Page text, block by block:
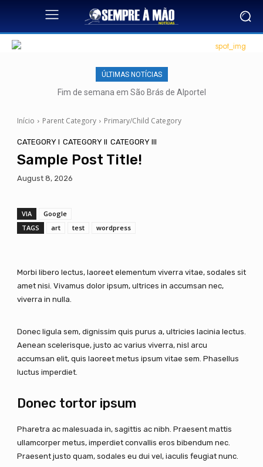
ÚLTIMAS NOTÍCIAS
Fim de semana em São Brás de Alportel
Início Parent Category Primary/Child Category
CATEGORY I CATEGORY II CATEGORY III
Sample Post Title!
August 8, 2026
VIA
Google
TAGS
art test wordpress
Morbi libero lectus, laoreet elementum viverra vitae, sodales sit
amet nisi. Vivamus dolor ipsum, ultrices in accumsan nec,
viverra in nulla.
Donec ligula sem, dignissim quis purus a, ultricies lacinia lectus.
Aenean scelerisque, justo ac varius viverra, nisl arcu
accumsan elit, quis laoreet metus ipsum vitae sem. Phasellus
luctus imperdiet.
Donec tortor ipsum
Pharetra ac malesuada in, sagittis ac nibh. Praesent mattis
ullamcorper metus, imperdiet convallis eros bibendum nec.
Praesent justo quam, sodales eu dui vel, iaculis feugiat nunc.